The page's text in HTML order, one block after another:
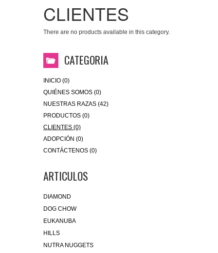
CLIENTES
There are no products available in this category.
CATEGORIA
INICIO (0)
QUIÉNES SOMOS (0)
NUESTRAS RAZAS (42)
PRODUCTOS (0)
CLIENTES (0)
ADOPCIÓN (0)
CONTÁCTENOS (0)
ARTICULOS
DIAMOND
DOG CHOW
EUKANUBA
HILLS
NUTRA NUGGETS